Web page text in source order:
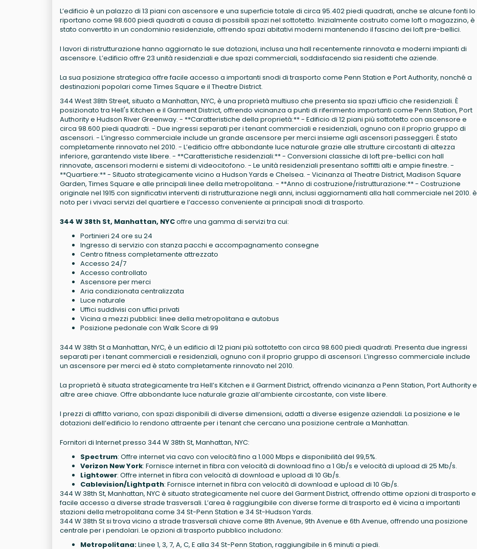
L’edificio è un palazzo di 13 piani con ascensore e una superficie totale di circa 95.402 piedi quadrati, anche se alcune fonti lo
riportano come 98.600 piedi quadrati a causa di possibili spazi nel sottotetto. Inizialmente costruito come loft o magazzino, è
stato convertito in un condominio residenziale, offrendo spazi abitativi moderni mantenendo il fascino dei loft pre-bellici.
I lavori di ristrutturazione hanno aggiornato le sue dotazioni, inclusa una hall recentemente rinnovata e moderni impianti di
ascensore. L’edificio offre 23 unità residenziali e due spazi commerciali, soddisfacendo sia residenti che aziende.
La sua posizione strategica offre facile accesso a importanti snodi di trasporto come Penn Station e Port Authority, nonché a
destinazioni popolari come Times Square e il Theatre District.
344 West 38th Street, situato a Manhattan, NYC, è una proprietà multiuso che presenta sia spazi ufficio che residenziali. È
posizionato tra Hell's Kitchen e il Garment District, offrendo vicinanza a punti di riferimento importanti come Penn Station, Port
Authority e Hudson River Greenway. - **Caratteristiche della proprietà:** - Edificio di 12 piani più sottotetto con ascensore e
circa 98.600 piedi quadrati. - Due ingressi separati per i tenant commerciali e residenziali, ognuno con il proprio gruppo di
ascensori. - L’ingresso commerciale include un grande ascensore per merci insieme agli ascensori passeggeri. È stato
completamente rinnovato nel 2010. - L’edificio offre abbondante luce naturale grazie alle strutture circostanti di altezza
inferiore, garantendo viste libere. - **Caratteristiche residenziali:** - Conversioni classiche di loft pre-bellici con hall
rinnovate, ascensori moderni e sistemi di videocitofono. - Le unità residenziali presentano soffitti alti e ampie finestre. -
**Quartiere:** - Situato strategicamente vicino a Hudson Yards e Chelsea. - Vicinanza al Theatre District, Madison Square
Garden, Times Square e alle principali linee della metropolitana. - **Anno di costruzione/ristrutturazione:** - Costruzione
originale nel 1915 con significativi interventi di ristrutturazione negli anni, inclusi aggiornamenti alla hall commerciale nel 2010. è
noto per i vivaci servizi del quartiere e l’accesso conveniente ai principali snodi di trasporto.
344 W 38th St, Manhattan, NYCoffre una gamma di servizi tra cui:
Portinieri 24 ore su 24
Ingresso di servizio con stanza pacchi e accompagnamento consegne
Centro fitness completamente attrezzato
Accesso 24/7
Accesso controllato
Ascensore per merci
Aria condizionata centralizzata
Luce naturale
Uffici suddivisi con uffici privati
Vicina a mezzi pubblici: linee della metropolitana e autobus
Posizione pedonale con Walk Score di 99
344 W 38th St a Manhattan, NYC, è un edificio di 12 piani più sottotetto con circa 98.600 piedi quadrati. Presenta due ingressi
separati per i tenant commerciali e residenziali, ognuno con il proprio gruppo di ascensori. L’ingresso commerciale include
un ascensore per merci ed è stato completamente rinnovato nel 2010.
La proprietà è situata strategicamente tra Hell’s Kitchen e il Garment District, offrendo vicinanza a Penn Station, Port Authority e
altre aree chiave. Offre abbondante luce naturale grazie all’ambiente circostante, con viste libere.
I prezzi di affitto variano, con spazi disponibili di diverse dimensioni, adatti a diverse esigenze aziendali. La posizione e le
dotazioni dell’edificio lo rendono attraente per i tenant che cercano una posizione centrale a Manhattan.
Fornitori di Internet presso 344 W 38th St, Manhattan, NYC:
Spectrum: Offre internet via cavo con velocità fino a 1.000 Mbps e disponibilità del 99,5%.
Verizon New York: Fornisce internet in fibra con velocità di download fino a 1 Gb/s e velocità di upload di 25 Mb/s.
Lightower: Offre internet in fibra con velocità di download e upload di 10 Gb/s.
Cablevision/Lightpath: Fornisce internet in fibra con velocità di download e upload di 10 Gb/s.
344 W 38th St, Manhattan, NYC è situato strategicamente nel cuore del Garment District, offrendo ottime opzioni di trasporto e
facile accesso a diverse strade trasversali. L’area è raggiungibile con diverse forme di trasporto ed è vicina a importanti
stazioni della metropolitana come 34 St-Penn Station e 34 St-Hudson Yards.
344 W 38th St si trova vicino a strade trasversali chiave come 8th Avenue, 9th Avenue e 6th Avenue, offrendo una posizione
centrale per i pendolari. Le opzioni di trasporto pubblico includono:
Metropolitana:Linee 1, 3, 7, A, C, E alla 34 St-Penn Station, raggiungibile in 6 minuti a piedi.